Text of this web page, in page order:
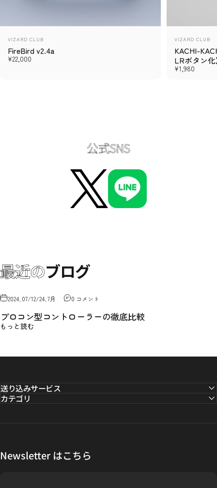
販売業者
VIZARD CLUB
FireBird v2.4a
¥22,000
販売業者
VIZARD CLUB
KACHI-
LRボタン
¥1,980
公式SNS
最近のブログ
2024, 07/12/24, 7月 0 コメント
プロコン型コントローラーの徹底比較
もっと読む
送り込みサービス
カテゴリ
Newsletter はこちら